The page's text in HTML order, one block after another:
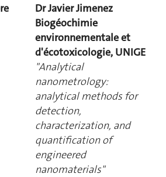
Dr Javier Jimenez
Biogéochimie
environnementale et
d'écotoxicologie, UNIGE
"Analytical
nanometrology:
analytical methods for
detection,
characterization, and
quantification of
engineered
nanomaterials"